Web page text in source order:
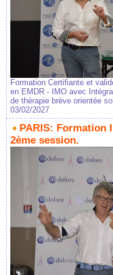
Formation Certifiante et
en EMDR - IMO avec
de thérapie brève orientée
03/02/2027
PARIS: Formation
2ème session.